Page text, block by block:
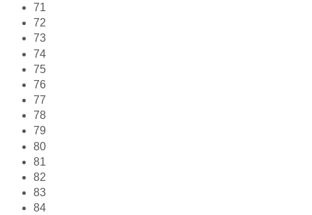
71
72
73
74
75
76
77
78
79
80
81
82
83
84